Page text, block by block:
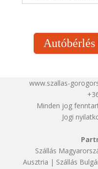
Autóbérlés
www.szallas-
Minden jog
Jogi
Szállás
Ausztria | Szállás